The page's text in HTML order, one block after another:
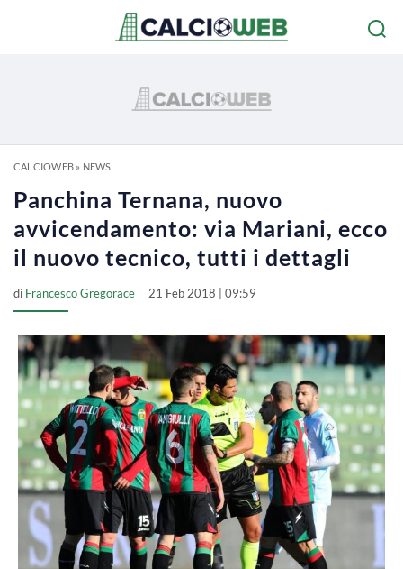
CALCIOWEB» NEWS
Panchina Ternana, nuovo
avvicendamento: via Mariani, ecco
il nuovo tecnico, tutti i dettagli
di Francesco Gregorace 21 Feb 2018 | 09:59